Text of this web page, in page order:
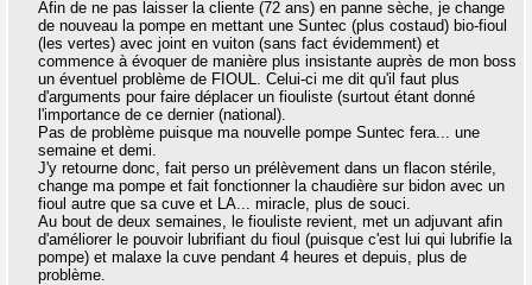
Afin de ne pas laisser la cliente (72 ans) en panne sèche, je change
de nouveau la pompe en mettant une Suntec (plus costaud) bio-fioul
(les vertes) avec joint en vuiton (sans fact évidemment) et
commence à évoquer de manière plus insistante auprès de mon boss
un éventuel problème de FIOUL. Celui-ci me dit qu'il faut plus
d'arguments pour faire déplacer un fiouliste (surtout étant donné
l'importance de ce dernier (national).
Pas de problème puisque ma nouvelle pompe Suntec fera... une
semaine et demi.
J'y retourne donc, fait perso un prélèvement dans un flacon stérile,
change ma pompe et fait fonctionner la chaudière sur bidon avec un
fioul autre que sa cuve et LA... miracle, plus de souci.
Au bout de deux semaines, le fiouliste revient, met un adjuvant afin
d'améliorer le pouvoir lubrifiant du fioul (puisque c'est lui qui lubrifie la
pompe) et malaxe la cuve pendant 4 heures et depuis, plus de
problème.